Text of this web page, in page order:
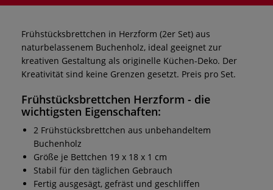
Frühstücksbrettchen in Herzform (2er Set) aus
naturbelassenem Buchenholz, ideal geeignet zur
kreativen Gestaltung als originelle Küchen-Deko. Der
Kreativität sind keine Grenzen gesetzt. Preis pro Set.
Frühstücksbrettchen Herzform - die
wichtigsten Eigenschaften:
2 Frühstücksbrettchen aus unbehandeltem
Buchenholz
Größe je Bettchen 19 x 18 x 1 cm
Stabil für den täglichen Gebrauch
Fertig ausgesägt, gefräst und geschliffen